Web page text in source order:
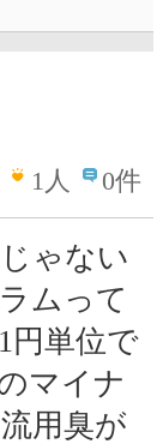
1人 0件
ゃない
ムって
円単位で
マイナ
用臭が